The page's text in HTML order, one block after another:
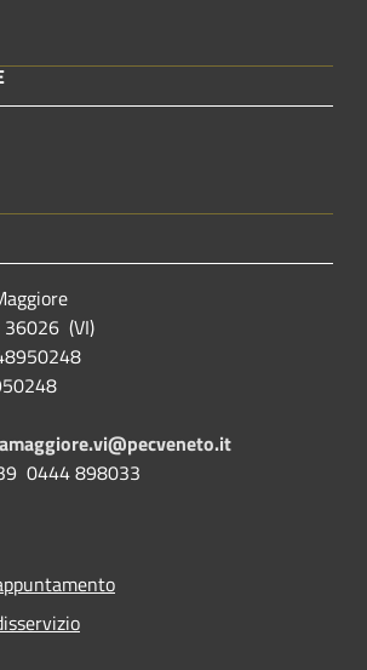
(VI)
0444 898033